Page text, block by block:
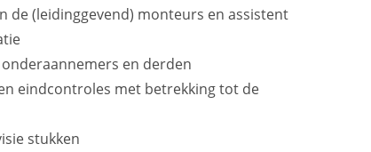
de (leidinggevend) monteurs en assistent
en derden
eindcontroles met betrekking tot de
stukken